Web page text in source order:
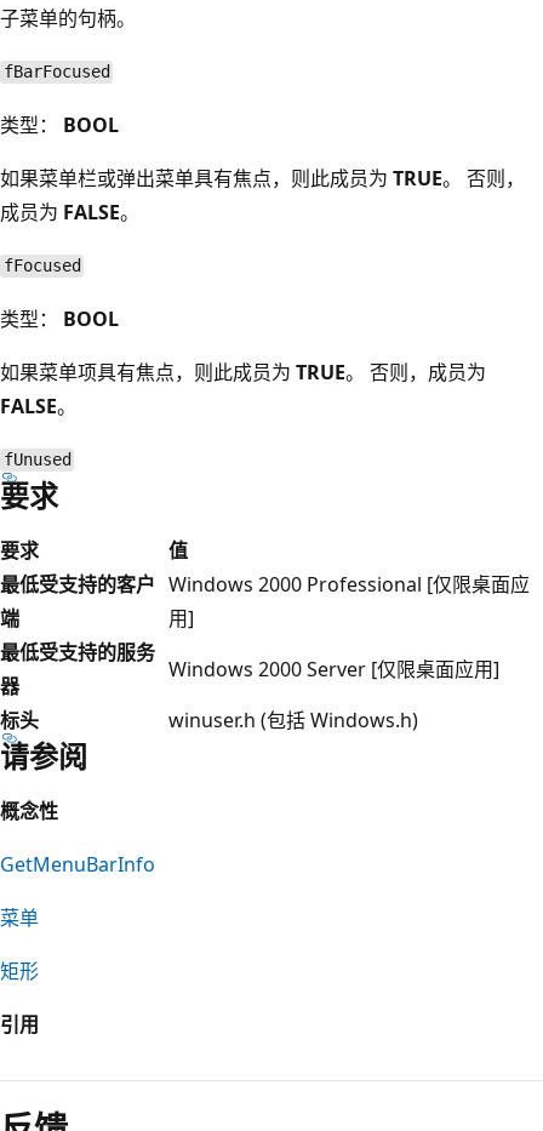
子菜单的句柄。
fBarFocused
类型： BOOL
如果菜单栏或弹出菜单具有焦点，则此成员为 TRUE。 否则，
成员为 FALSE。
fFocused
类型： BOOL
如果菜单项具有焦点，则此成员为 TRUE。 否则，成员为
FALSE。
fUnused
要求
要求
值
最低受支持的客户
端
Windows 2000 Professional [仅限桌面应
用]
最低受支持的服务
器
Windows 2000 Server [仅限桌面应用]
标头
winuser.h (包括 Windows.h)
请参阅
概念性
GetMenuBarInfo
菜单
矩形
引用
读
模